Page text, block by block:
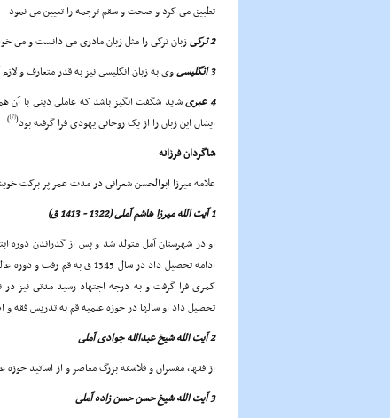
تطبیق مى کرد و صحت و سقم ترجمه را تعیین مى نمود
2 ترکى
زبان ترکى را مثل زبان مادرى مى دانست و مى
3 انگلیسى
وى به زبان انگلیسى نیز به قدر متعارف و
4 عبرى
شاید شگفت انگیز باشد که عاملى دینى با آن
ایشان این زبان را از یک روحانى یهودى فرا گرفته بود(
[7]
)
شاگردان فرزانه
علامه میرزا ابوالحسن شعرانى در مدت عمر پر برکت
1 آیت الله میرزا هاشم آملى (1322 - 1413 ق)
او در شهرستان آمل متولد شد و پس از گذراندن دوره
ادامه تحصیل داد در سال
کمرى فرا گرفت و به درجه اجتهاد رسید مدتى نیز در
تحصیل داد او سالها در حوزه علمیه قم به تدریس فقه
2 آیت الله شیخ عبدالله جوادى آملى
از فقها، مفسران و فلاسفه بزرگ معاصر و از اساتید
3 آیت الله شیخ حسن حسن زاده آملى